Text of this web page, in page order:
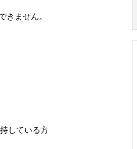
きません。
している方